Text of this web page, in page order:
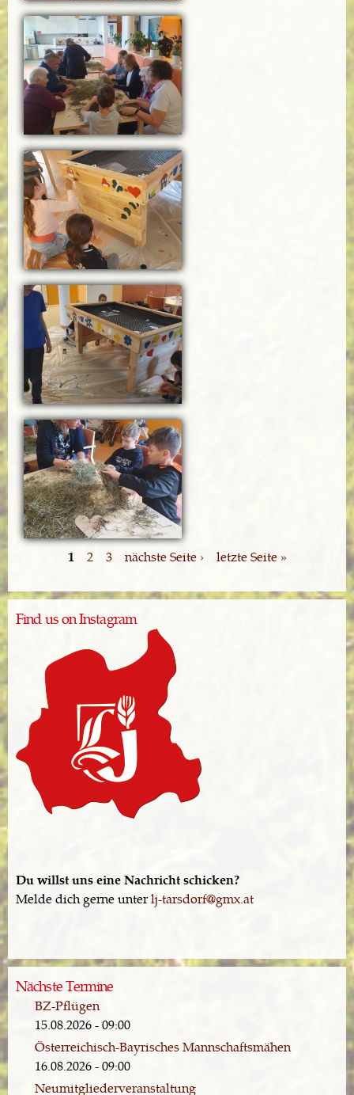
1 2 3 nächste Seite › letzte Seite »
Find us on Instagram
Du willst uns eine Nachricht schicken?
Melde dich gerne unterlj-tarsdorf@gmx.at
Nächste Termine
BZ-Pflügen
15.08.2026 - 09:00
Österreichisch-Bayrisches Mannschaftsmähen
16.08.2026 - 09:00
Neumitgliederveranstaltung